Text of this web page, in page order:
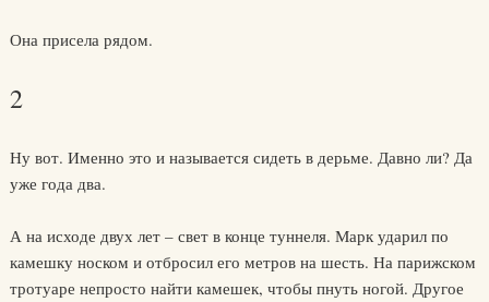
Она присела рядом.
2
Ну вот. Именно это и называется сидеть в дерьме. Давно ли? Да
уже года два.
А на исходе двух лет – свет в конце туннеля. Марк ударил по
камешку носком и отбросил его метров на шесть. На парижском
тротуаре непросто найти камешек, чтобы пнуть ногой. Другое